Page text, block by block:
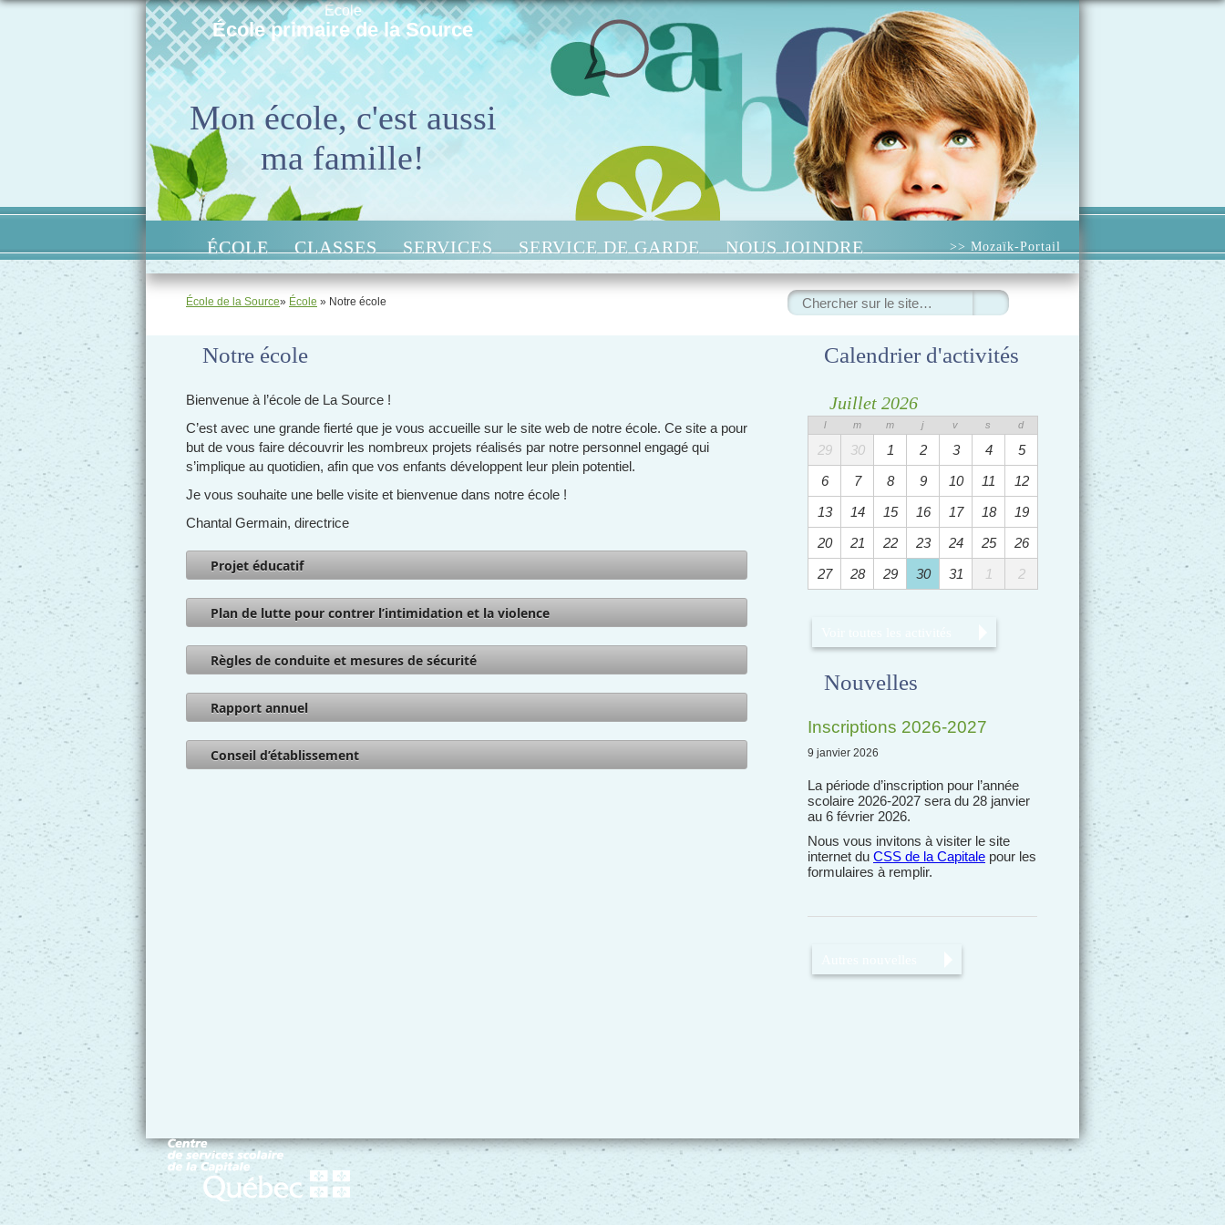
École
École primaire de la Source
Mon école, c'est aussi
ma famille!
ÉCOLE CLASSES SERVICES SERVICE DE GARDE NOUS JOINDRE >> Mozaïk-Portail
École de la Source» École » Notre école
Rechercher
:
Notre école
Bienvenue à l’école de La Source !
C’est avec une grande fierté que je vous accueille sur le site web de notre école. Ce site a pour
but de vous faire découvrir les nombreux projets réalisés par notre personnel engagé qui
s’implique au quotidien, afin que vos enfants développent leur plein potentiel.
Je vous souhaite une belle visite et bienvenue dans notre école !
Chantal Germain, directrice
Projet éducatif
Plan de lutte pour contrer l’intimidation et la violence
Règles de conduite et mesures de sécurité
Rapport annuel
Conseil d’établissement
Calendrier d'activités
Juillet 2026
l m m j v s d
29 30 1 2 3 4
5
6
7 8 9 10 11
12
13
14 15 16 17 18
19
20
21 22 23 24 25
26
27
28 29 30 31 1 2
Nouvelles
Inscriptions 2026-2027
9 janvier 2026
La période d’inscription pour l’année
scolaire 2026-2027 sera du 28 janvier
au 6 février 2026.
Nous vous invitons à visiter le site
internet du CSS de la Capitale pour les
formulaires à remplir.